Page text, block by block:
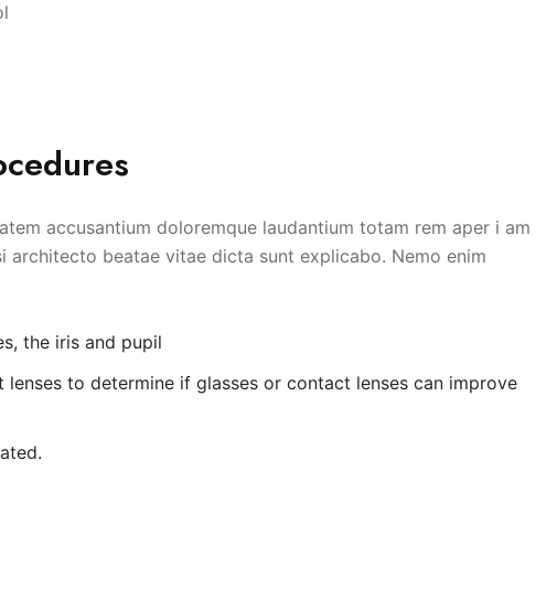
accusantium doloremque laudantium totam rem aper i am
beatae vitae dicta sunt explicabo. Nemo enim
the iris and pupil
to determine if glasses or contact lenses can improve